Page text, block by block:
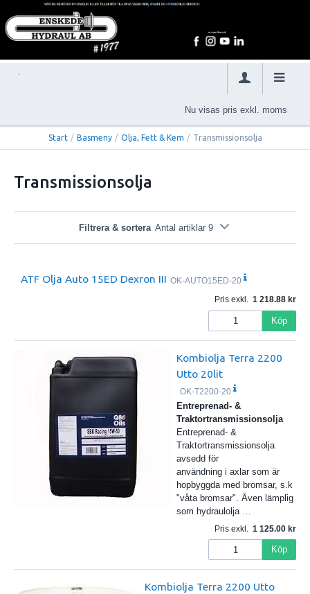
Nu visas pris exkl. moms
Start / Basmeny / Olja, Fett & Kem / Transmissionsolja
Transmissionsolja
Filtrera & sortera Antal artiklar 9
ATF Olja Auto 15ED Dexron III OK-AUTO15ED-20
Pris exkl. 1 218.88
Köp
Kombiolja Terra 2200
Utto 20lit
OK-T2200-20
Entreprenad- &
Traktortransmissionsolja
Entreprenad- &
Traktortransmissionsolja
avsedd för
användning i axlar som är
hopbyggda med bromsar, s.k
"våta bromsar". Även lämplig
som hydraulolja …
Pris exkl. 1 125.00
Köp
Kombiolja Terra 2200 Utto